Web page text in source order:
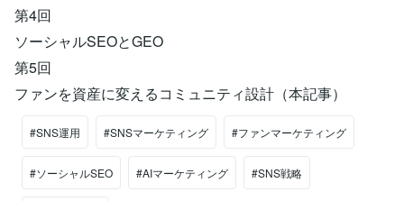
第4回
ソーシャルSEOとGEO
第5回
ファンを資産に変えるコミュニティ設計（本記事）
#SNS運用 #SNSマーケティング #ファンマーケティング
#ソーシャルSEO #AIマーケティング #SNS戦略